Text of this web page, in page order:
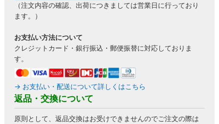
（注文内容の確認、出荷につきましては営業日に行っており
ます。）
お支払い方法について
クレジットカード・銀行振込・郵便振替に対応しておりま
す。
→ お支払い・配送について詳しくはこちら
返品・交換について
原則として、返品交換はお受けできませんのでご注文の際は